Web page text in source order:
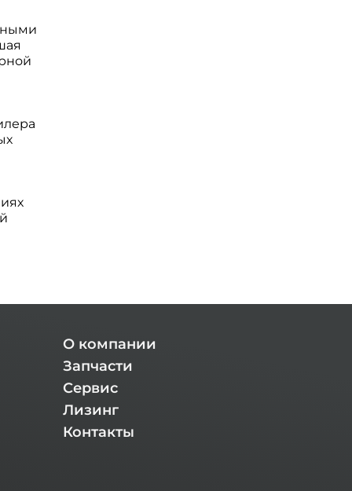
О компании
Запчасти
Сервис
Лизинг
Контакты